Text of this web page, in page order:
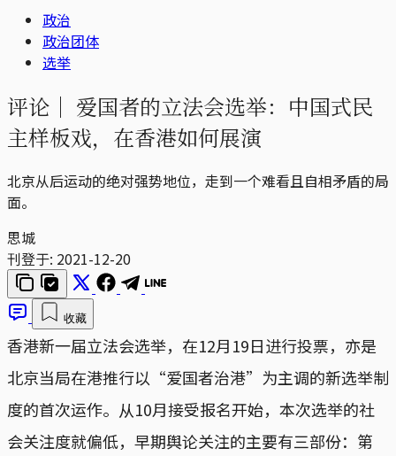
政治
政治团体
选举
评论｜ 爱国者的立法会选举：中国式民
主样板戏，在香港如何展演
北京从后运动的绝对强势地位，走到一个难看且自相矛盾的局
面。
思城
刊登于: 2021-12-20
收藏
香港新一届立法会选举，在12月19日进行投票，亦是
北京当局在港推行以“爱国者治港”为主调的新选举制
度的首次运作。从10月接受报名开始，本次选举的社
会关注度就偏低，早期舆论关注的主要有三部份：第